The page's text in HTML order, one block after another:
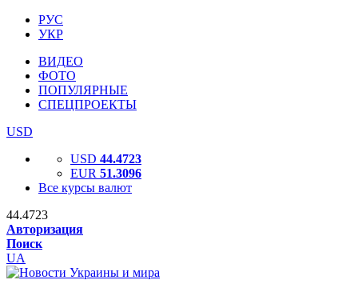
РУС
УКР
ВИДЕО
ФОТО
ПОПУЛЯРНЫЕ
СПЕЦПРОЕКТЫ
USD
USD 44.4723
EUR 51.3096
Все курсы валют
44.4723
Авторизация
Поиск
UA